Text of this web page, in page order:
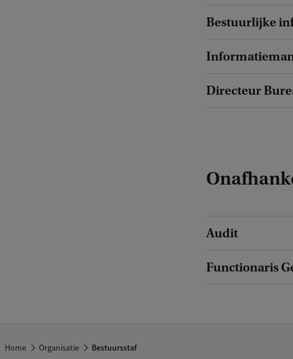
Bestuurlijke
Directeur
Audit
Functionaris
Home Organisatie Bestuursstaf